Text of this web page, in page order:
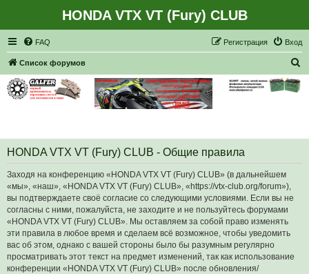
HONDA VTX VT (Fury) CLUB
FAQ Вход
Регистрация
Список форумов
HONDA VTX VT (Fury) CLUB - Общие правила
Заходя на конференцию «HONDA VTX VT (Fury) CLUB» (в дальнейшем
«мы», «наш», «HONDA VTX VT (Fury) CLUB», «https://vtx-club.org/forum»),
вы подтверждаете своё согласие со следующими условиями. Если вы не
согласны с ними, пожалуйста, не заходите и не пользуйтесь форумами
«HONDA VTX VT (Fury) CLUB». Мы оставляем за собой право изменять
эти правила в любое время и сделаем всё возможное, чтобы уведомить
вас об этом, однако с вашей стороны было бы разумным регулярно
просматривать этот текст на предмет изменений, так как использование
конференции «HONDA VTX VT (Fury) CLUB» после обновления/